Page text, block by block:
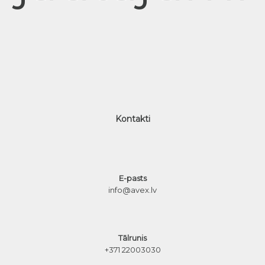
Kontakti
E-pasts
info@avex.lv
Tālrunis
+371 22003030